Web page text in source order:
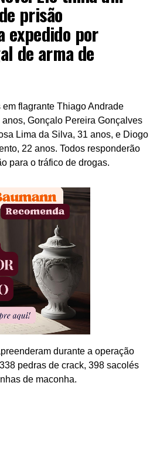
prisão
expedido por
de arma de
em flagrante Thiago Andrade
Gonçalo Pereira Gonçalves
Lima da Silva, 31 anos, e Diogo
22 anos. Todos responderão
para o tráfico de drogas.
durante a operação
pedras de crack, 398 sacolés
de maconha.